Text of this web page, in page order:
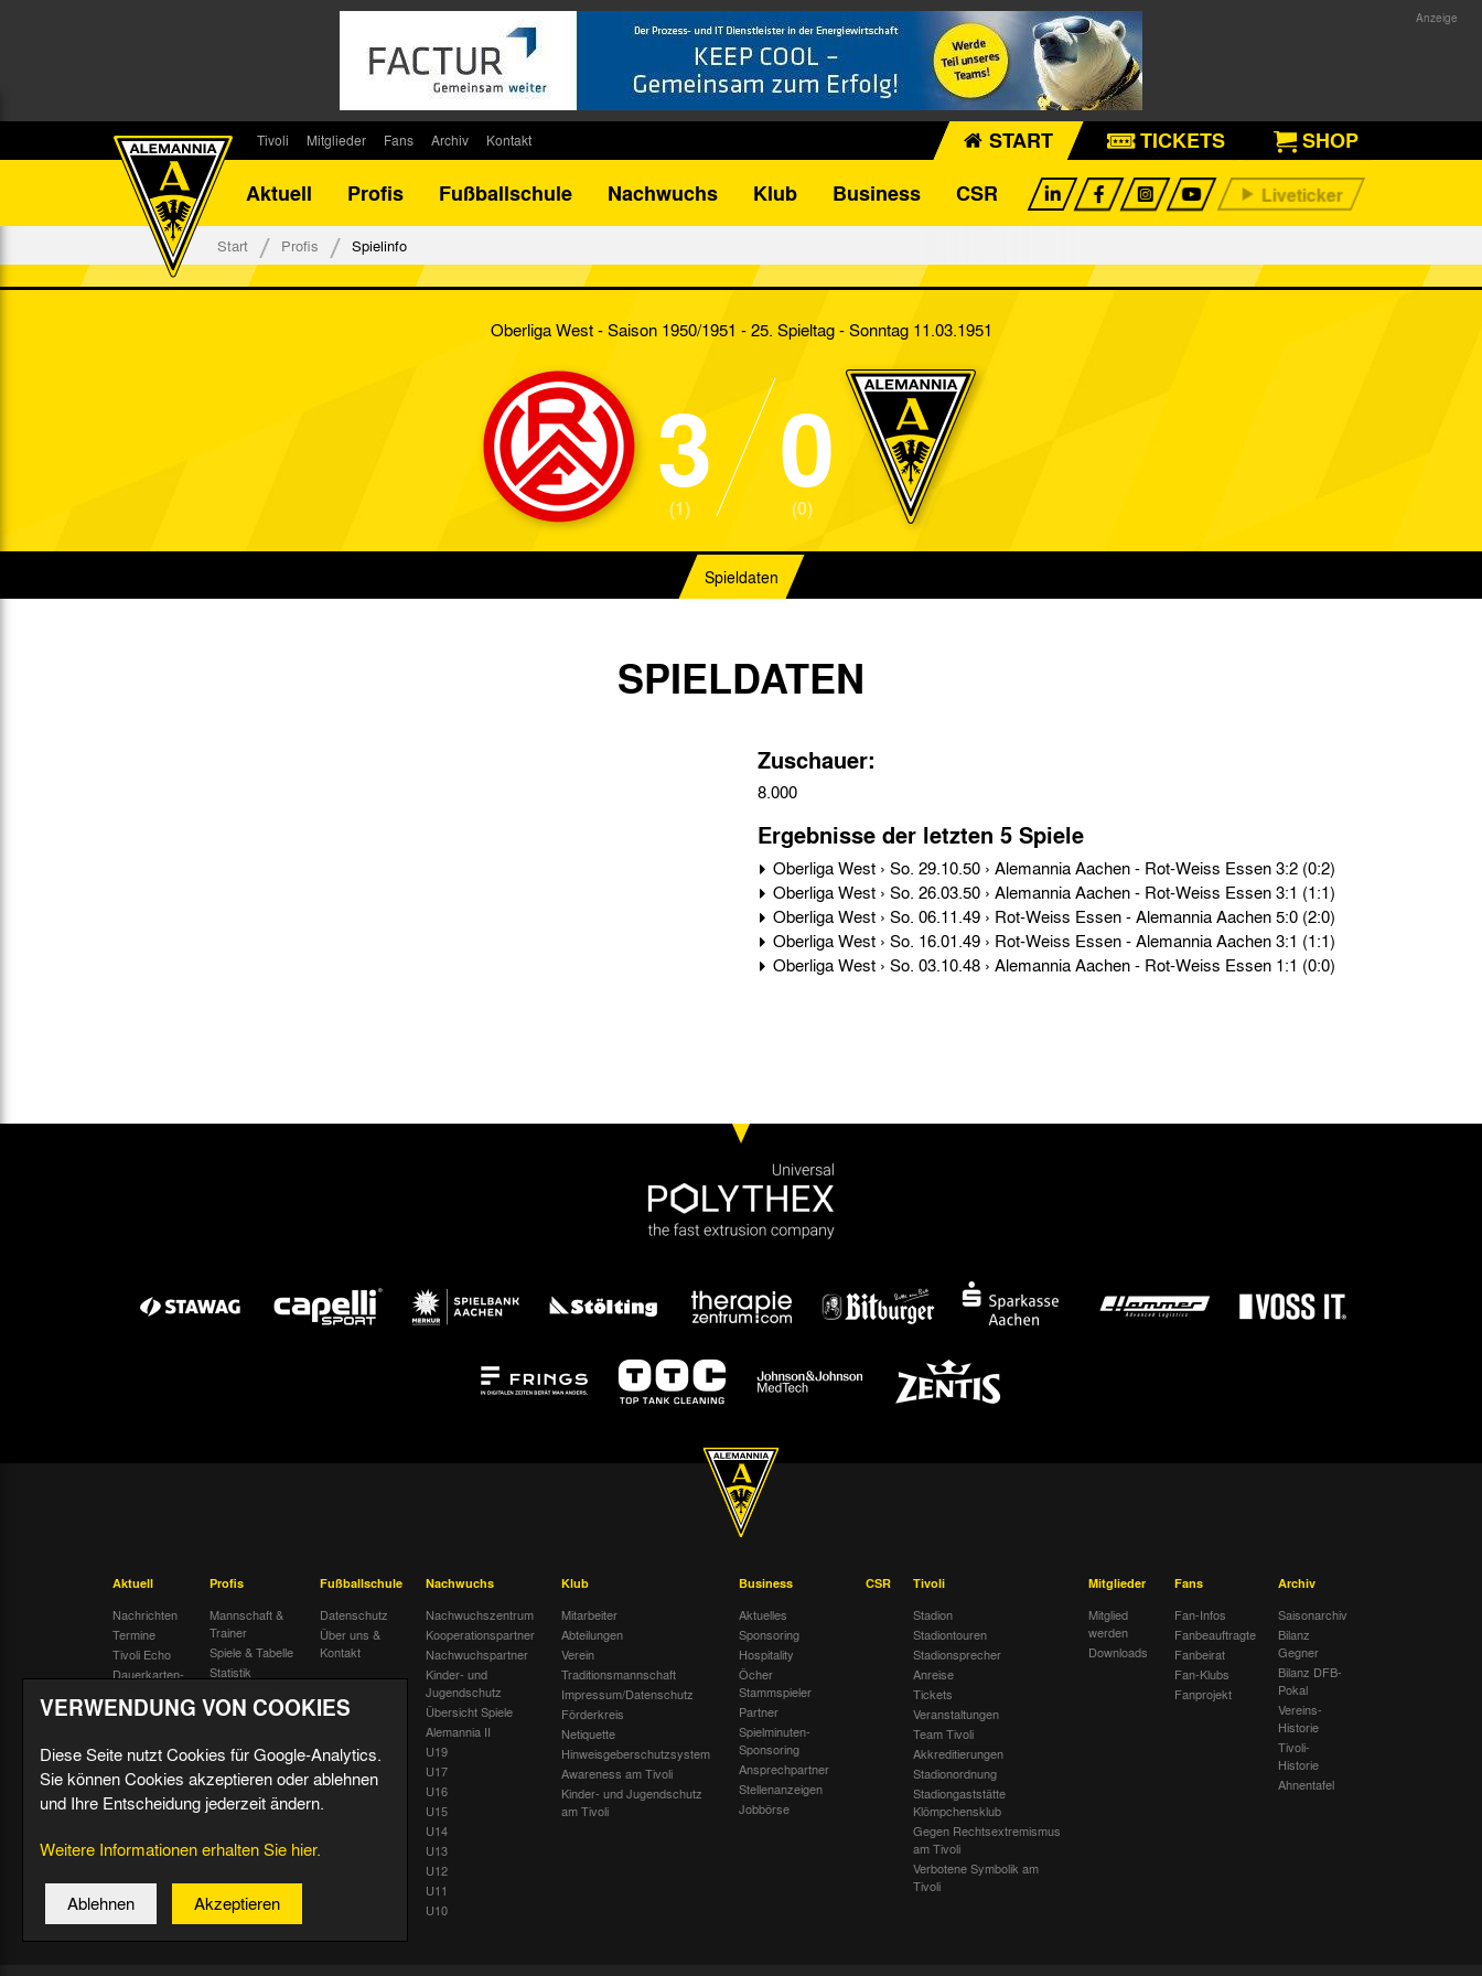
Tivoli
Stadionsprecher
Mitglieder
Kontakt
Fans
Fanbeirat
Fan-Klubs
Archiv
Ahnentafel
Kontakt START TICKETS
SHOP
Aktuell
Profis Fußballschule Nachwuchs Klub Business CSR
Start Profis Spielinfo
Oberliga West - Saison 1950/1951 - 25. Spieltag- Sonntag 11.03.1951
3
(1) 0
(0)
Spieldaten
SPIELDATEN
Zuschauer:
8.000
Ergebnisse der letzten 5 Spiele
Oberliga West › So. 29.10.50 › Alemannia Aachen - Rot-Weiss Essen 3:2 (0:2)
Oberliga West › So. 26.03.50 › Alemannia Aachen - Rot-Weiss Essen 3:1 (1:1)
Oberliga West › So. 06.11.49 › Rot-Weiss Essen - Alemannia Aachen 5:0 (2:0)
Oberliga West › So. 16.01.49 › Rot-Weiss Essen - Alemannia Aachen 3:1 (1:1)
Oberliga West › So. 03.10.48 › Alemannia Aachen - Rot-Weiss Essen 1:1 (0:0)
Aktuell
Nachrichten
Termine
Tivoli Echo
Dauerkarten-
Radiostream
Profis
Mannschaft &
Trainer
Spiele & Tabelle
Statistik
Geburtstage
Fußballschule
Datenschutz
Über uns &
Kontakt
Nachwuchs
Nachwuchszentrum
Kooperationspartner
Nachwuchspartner
Kinder- und
Jugendschutz
Übersicht Spiele
Alemannia II
U19
U17
U16
U15
U14
U13
U12
U11
U10
Klub
Mitarbeiter
Abteilungen
Verein
Traditionsmannschaft
Impressum/Datenschutz
Förderkreis
Netiquette
Hinweisgeberschutzsystem
Awareness am Tivoli
Kinder- und Jugendschutz
am Tivoli
Business
Aktuelles
Sponsoring
Hospitality
Öcher
Stammspieler
Partner
Spielminuten-
Sponsoring
Ansprechpartner
Stellenanzeigen
Jobbörse
CSR
Tivoli
Stadion
Stadiontouren
Stadionsprecher
Anreise
Tickets
Veranstaltungen
Team Tivoli
Akkreditierungen
Stadionordnung
Stadiongaststätte
Klömpchensklub
Gegen Rechtsextremismus
am Tivoli
Verbotene Symbolik am
Tivoli
Mitglieder
Mitglied
werden
Downloads
Fans
Fan-Infos
Fanbeauftragte
Fanbeirat
Fan-Klubs
Fanprojekt
Archiv
Saisonarchiv
Bilanz
Gegner
Bilanz DFB-
Pokal
Vereins-
Historie
Tivoli-
Historie
Ahnentafel
VERWENDUNG VON COOKIES
Diese Seite nutzt Cookies für Google-Analytics.
Sie können Cookies akzeptieren oder ablehnen
und Ihre Entscheidung jederzeit ändern.
Weitere Informationen erhalten Sie hier.
Ablehnen Akzeptieren